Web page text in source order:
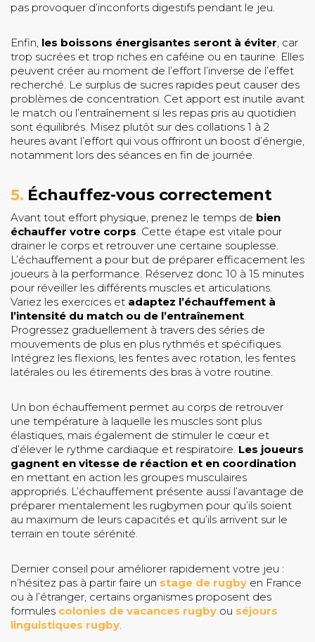
pas provoquer d’inconforts digestifs pendant le jeu.
Enfin, les boissons énergisantes seront à éviter, car
trop sucrées et trop riches en caféine ou en taurine. Elles
peuvent créer au moment de l’effort l’inverse de l’effet
recherché. Le surplus de sucres rapides peut causer des
problèmes de concentration. Cet apport est inutile avant
le match ou l’entraînement si les repas pris au quotidien
sont équilibrés. Misez plutôt sur des collations 1 à 2
heures avant l’effort qui vous offriront un boost d’énergie,
notamment lors des séances en fin de journée.
5. Échauffez-vous correctement
Avant tout effort physique, prenez le temps de bien
échauffer votre corps. Cette étape est vitale pour
drainer le corps et retrouver une certaine souplesse.
L’échauffement a pour but de préparer efficacement les
joueurs à la performance. Réservez donc 10 à 15 minutes
pour réveiller les différents muscles et articulations.
Variez les exercices et adaptez l’échauffement à
l’intensité du match ou de l’entraînement.
Progressez graduellement à travers des séries de
mouvements de plus en plus rythmés et spécifiques.
Intégrez les flexions, les fentes avec rotation, les fentes
latérales ou les étirements des bras à votre routine.
Un bon échauffement permet au corps de retrouver
une température à laquelle les muscles sont plus
élastiques, mais également de stimuler le cœur et
d’élever le rythme cardiaque et respiratoire. Les joueurs
gagnent en vitesse de réaction et en coordination
en mettant en action les groupes musculaires
appropriés. L’échauffement présente aussi l’avantage de
préparer mentalement les rugbymen pour qu’ils soient
au maximum de leurs capacités et qu’ils arrivent sur le
terrain en toute sérénité.
Dernier conseil pour améliorer rapidement votre jeu :
n’hésitez pas à partir faire un stage de rugby en France
ou à l’étranger, certains organismes proposent des
formules colonies de vacances rugby ou séjours
linguistiques rugby.